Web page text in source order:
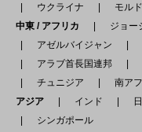
ウクライナ
モル
中東 / アフリカ
ジョー
アゼルバイジャン
アラブ首長国連邦
チュニジア
南ア
アジア
インド
シンガポール